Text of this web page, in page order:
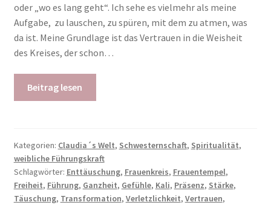
oder „wo es lang geht“. Ich sehe es vielmehr als meine
Aufgabe, zu lauschen, zu spüren, mit dem zu atmen, was
da ist. Meine Grundlage ist das Vertrauen in die Weisheit
des Kreises, der schon…
Beitrag lesen
Kategorien: Claudia´s Welt, Schwesternschaft, Spiritualität,
weibliche Führungskraft
Schlagwörter: Enttäuschung, Frauenkreis, Frauentempel,
Freiheit, Führung, Ganzheit, Gefühle, Kali, Präsenz, Stärke,
Täuschung, Transformation, Verletzlichkeit, Vertrauen,